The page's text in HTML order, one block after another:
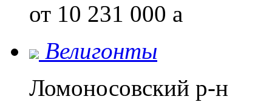
от 10 231 000 a
Велигонты
Ломоносовский р-н